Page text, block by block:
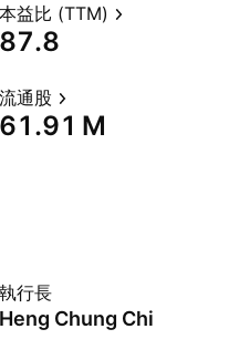
本益比 (TTM)
87.8
流通股
‪61.91 M‬
執行長
Heng Chung Chi